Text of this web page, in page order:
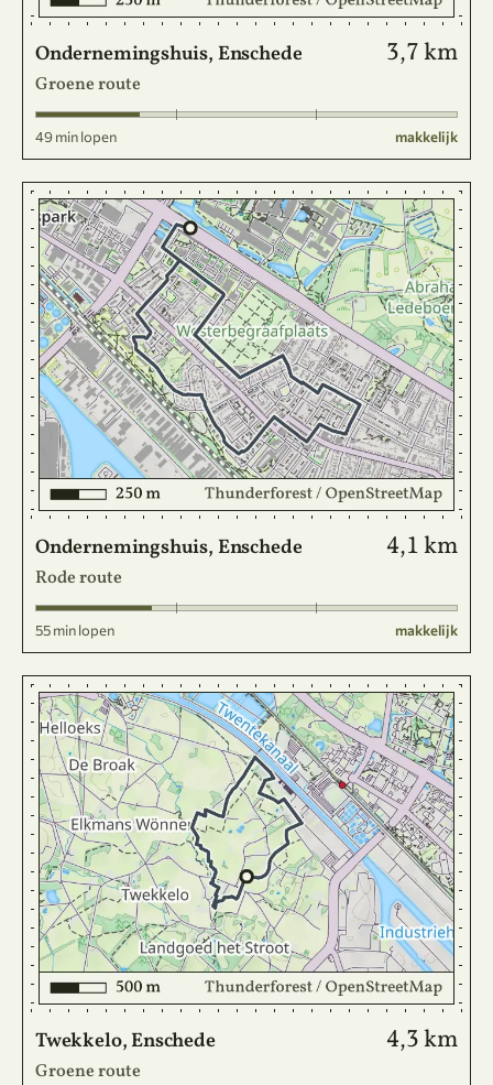
Ondernemingshuis, Enschede 3,7 km
Groene route
49 min lopen makkelijk
Ondernemingshuis, Enschede 4,1 km
Rode route
55 min lopen makkelijk
Twekkelo, Enschede 4,3 km
Groene route